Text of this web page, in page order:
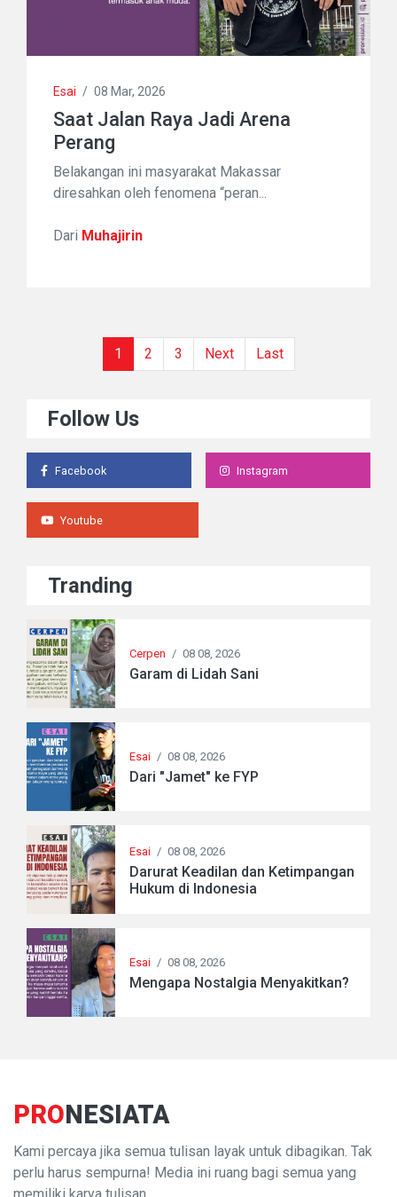
Esai / 08 Mar, 2026
Saat Jalan Raya Jadi Arena
Perang
Belakangan ini masyarakat Makassar
diresahkan oleh fenomena “peran...
Dari Muhajirin
1 (current)
2 3 Next Last
Follow Us
Facebook Instagram
Youtube
Tranding
Cerpen / 08 08, 2026
Garam di Lidah Sani
Esai / 08 08, 2026
Dari "Jamet" ke FYP
Esai / 08 08, 2026
Darurat Keadilan dan Ketimpangan
Hukum di Indonesia
Esai / 08 08, 2026
Mengapa Nostalgia Menyakitkan?
PRONESIATA
Kami percaya jika semua tulisan layak untuk dibagikan. Tak
perlu harus sempurna! Media ini ruang bagi semua yang